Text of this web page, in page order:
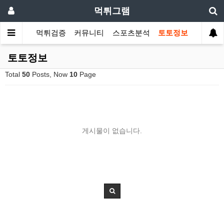
먹튀그램
먹튀검증 커뮤니티 스포츠분석 토토정보
토토정보
Total 50 Posts, Now 10 Page
게시물이 없습니다.